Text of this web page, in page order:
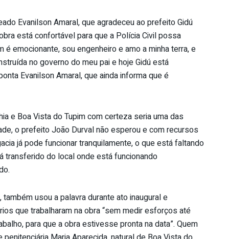
Evanilson Amaral, que agradeceu ao prefeito Gidú
está confortável para que a Polícia Civil possa
emocionante, sou engenheiro e amo a minha terra, e
no governo do meu pai e hoje Gidú está
Evanilson Amaral, que ainda informa que é
e Boa Vista do Tupim com certeza seria uma das
o prefeito João Durval não esperou e com recursos
já pode funcionar tranquilamente, o que está faltando
transferido do local onde está funcionando
usou a palavra durante ato inaugural e
que trabalharam na obra “sem medir esforços até
para que a obra estivesse pronta na data”. Quem